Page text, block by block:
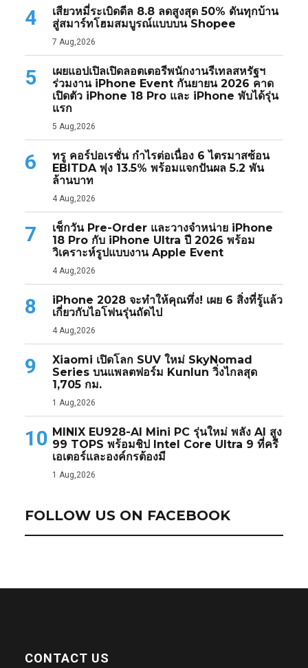
4
เสียวหมี่ระเบิดดีล 8.8 ลดสูงสุด 50% ดันทุกบ้าน
สู่สมาร์ทโฮมสมบูรณ์แบบบน Shopee
7 Aug,2026
5
เผยแอปเปิลเปิดลอตเตอรีพนักงานรีเทลสหรัฐฯ
ร่วมงาน iPhone Event กันยายน 2026 คาด
เปิดตัว iPhone 18 Pro และ iPhone พับได้รุ่น
แรก
5 Aug,2026
6
ทรู คอร์ปอเรชั่น กำไรต่อเนื่อง 6 ไตรมาสซ้อน
EBITDA พุ่ง 13.5% พร้อมแจกปันผล 5.2 พัน
ล้านบาท
4 Aug,2026
7
เช็กวัน Pre-Order และวางจำหน่าย iPhone
18 Pro กับ iPhone Ultra ปี 2026 พร้อม
วิเคราะห์รูปแบบงาน Apple Event
4 Aug,2026
8
iPhone 2028 จะทำให้คุณทึ่ง! เผย 6 สิ่งที่รู้แล้ว
เกี่ยวกับไอโฟนรุ่นถัดไป
4 Aug,2026
9
Xiaomi เปิดโลก SUV ใหม่ SkyNomad
Series บนแพลตฟอร์ม Kunlun วิ่งไกลสุด
1,705 กม.
1 Aug,2026
10 MINIX EU928-AI Mini PC รุ่นใหม่ พลัง AI สูง
99 TOPS พร้อมชิป Intel Core Ultra 9 ที่ครี
เอเตอร์และองค์กรต้องมี
1 Aug,2026
FOLLOW US ON FACEBOOK
CONTACT US